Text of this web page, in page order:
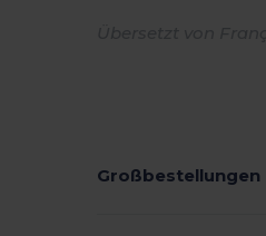
Großbestellungen